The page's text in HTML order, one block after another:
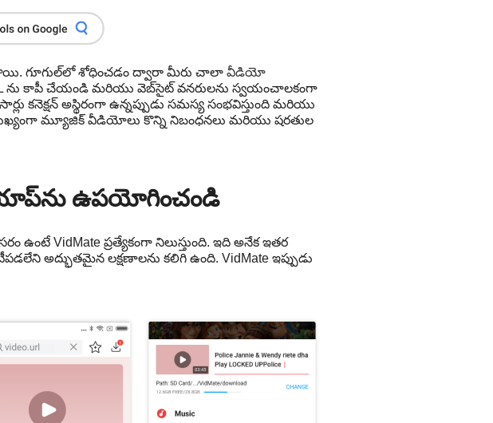
గూగుల్‌లో శోధించడం ద్వారా మీరు చాలా వీడియో
ను కాపీ చేయండి మరియు వెబ్‌సైట్ వనరులను స్వయంచాలకంగా
కనెక్షన్ అస్థిరంగా ఉన్నప్పుడు సమస్య సంభవిస్తుంది మరియు
మ్యూజిక్ వీడియోలు కొన్ని నిబంధనలు మరియు షరతుల
ఉపయోగించండి
VidMate ప్రత్యేకంగా నిలుస్తుంది. ఇది అనేక ఇతర
అద్భుతమైన లక్షణాలను కలిగి ఉంది. VidMate ఇప్పుడు